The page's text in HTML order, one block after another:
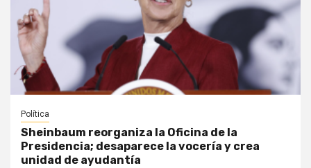
Política
Sheinbaum reorganiza la Oficina de la
Presidencia; desaparece la vocería y crea
unidad de ayudantía